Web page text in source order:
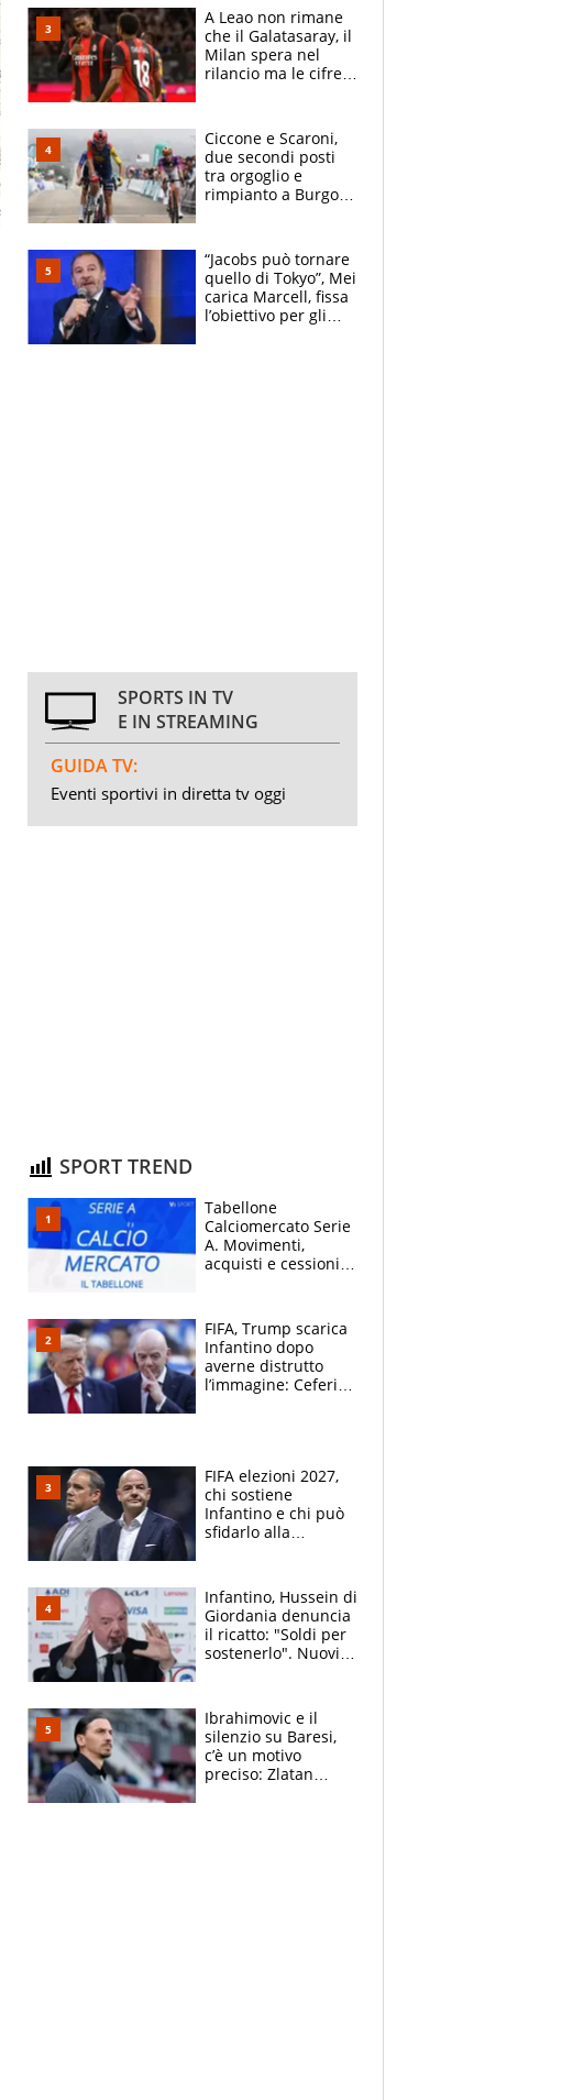
A Leao non rimane
che il Galatasaray, il
Milan spera nel
rilancio ma le cifre
delle tensioni
Ciccone e Scaroni,
due secondi posti
tra orgoglio e
rimpianto a Burgos
“Jacobs può tornare
quello di Tokyo”, Mei
carica Marcell, fissa
l’obiettivo per gli
SPORTS IN TV
E IN STREAMING
GUIDA TV:
Eventi sportivi in diretta tv oggi
SPORT TREND
Tabellone
Calciomercato Serie
A. Movimenti,
acquisti e cessioni:
FIFA, Trump scarica
Infantino dopo
averne distrutto
l’immagine: Ceferin
FIFA elezioni 2027,
chi sostiene
Infantino e chi può
sfidarlo alla
calcio
Infantino, Hussein di
Giordania denuncia
il ricatto: "Soldi per
sostenerlo". Nuovi
Ibrahimovic e il
silenzio su Baresi,
c’è un motivo
preciso: Zlatan